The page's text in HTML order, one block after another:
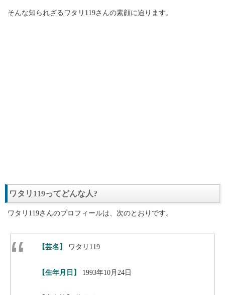
そんな知られざるワタリ119さんの素顔に迫ります。
ワタリ119ってどんな人?
ワタリ119さんのプロフィールは、次のとおりです。
【芸名】 ワタリ119
【生年月日】 1993年10月24日